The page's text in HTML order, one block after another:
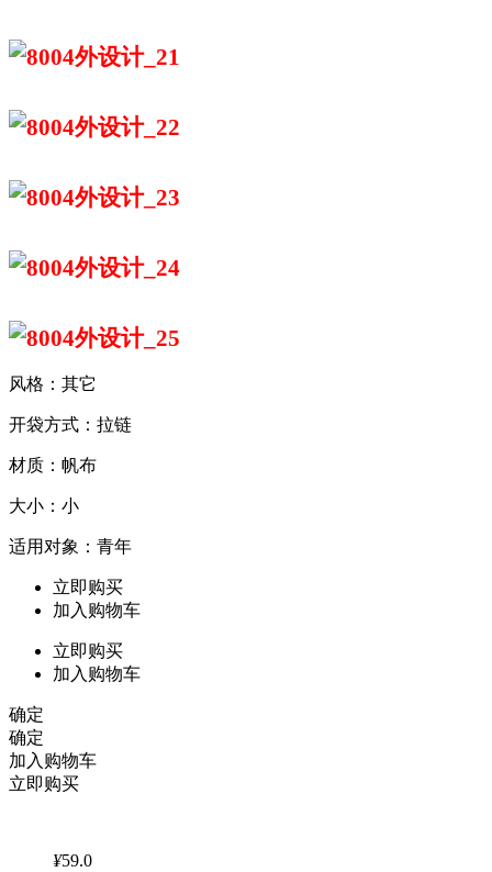
风格：其它
开袋方式：拉链
材质：帆布
大小：小
适用对象：青年
立即购买
加入购物车
立即购买
加入购物车
确定
确定
加入购物车
立即购买
¥59.0